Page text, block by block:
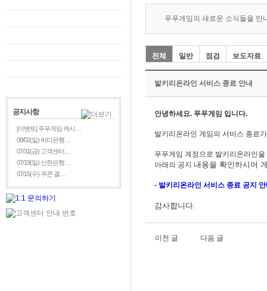
공지사항
[이벤트] 푸푸게임 캐시…
08/02(일) 씨티은행…
07/31(금) 고객센터…
07/19(일) 신한은행…
07/15(수) 쿠콘 결…
푸푸게임의 새로운 소식들을 만
전체 일반 점검 보도자료
발키리온라인 서비스 종료 안내
안녕하세요. 푸푸게임 입니다.
발키리온라인 게임의 서비스 종료
푸푸게임 계정으로 발키리온라인을
아래의 공지 내용을 확인하시어
- 발키리 온라인 서비스 종료 공지
감사합니다.
이전 글 다음 글